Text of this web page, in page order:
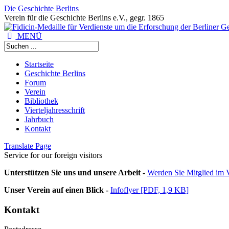
Die Geschichte Berlins
Verein für die Geschichte Berlins e.V., gegr. 1865
MENÜ
Startseite
Geschichte Berlins
Forum
Verein
Bibliothek
Vierteljahresschrift
Jahrbuch
Kontakt
Translate Page
Service for our foreign visitors
Unterstützen Sie uns und unsere Arbeit - Werden Sie Mitglied im
Unser Verein auf einen Blick - Infoflyer [PDF, 1,9 KB]
Kontakt